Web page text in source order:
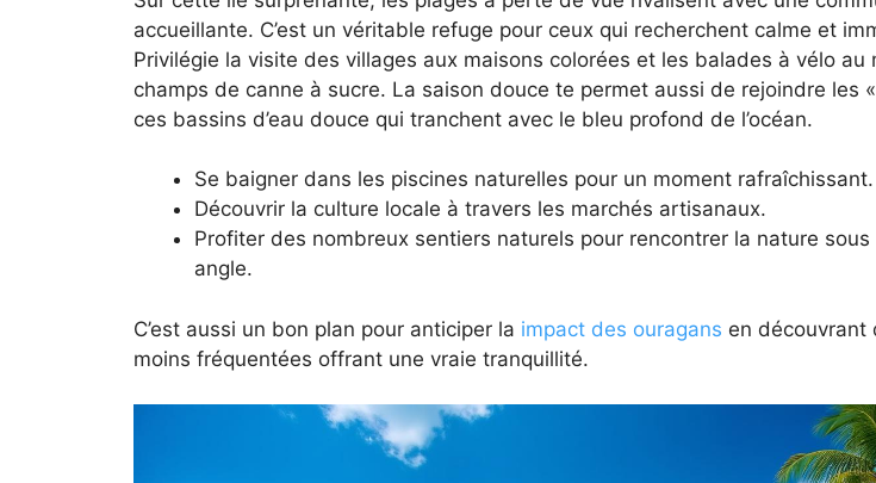
accueillante. C’est un véritable refuge pour ceux qui recherchent calme et
Privilégie la visite des villages aux maisons colorées et les balades à vélo au
champs de canne à sucre. La saison douce te permet aussi de rejoindre les
ces bassins d’eau douce qui tranchent avec le bleu profond de l’océan.
Se baigner dans les piscines naturelles pour un moment rafraîchissant.
Découvrir la culture locale à travers les marchés artisanaux.
Profiter des nombreux sentiers naturels pour rencontrer la nature sous
angle.
C’est aussi un bon plan pour anticiper la impact des ouragans en découvrant
moins fréquentées offrant une vraie tranquillité.